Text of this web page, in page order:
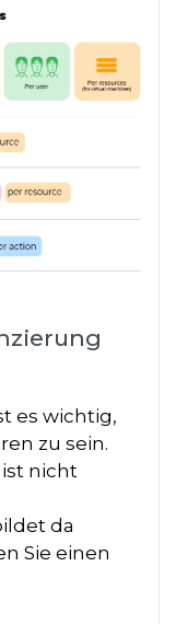
es wichtig,
zu sein.
nicht
da
Sie einen